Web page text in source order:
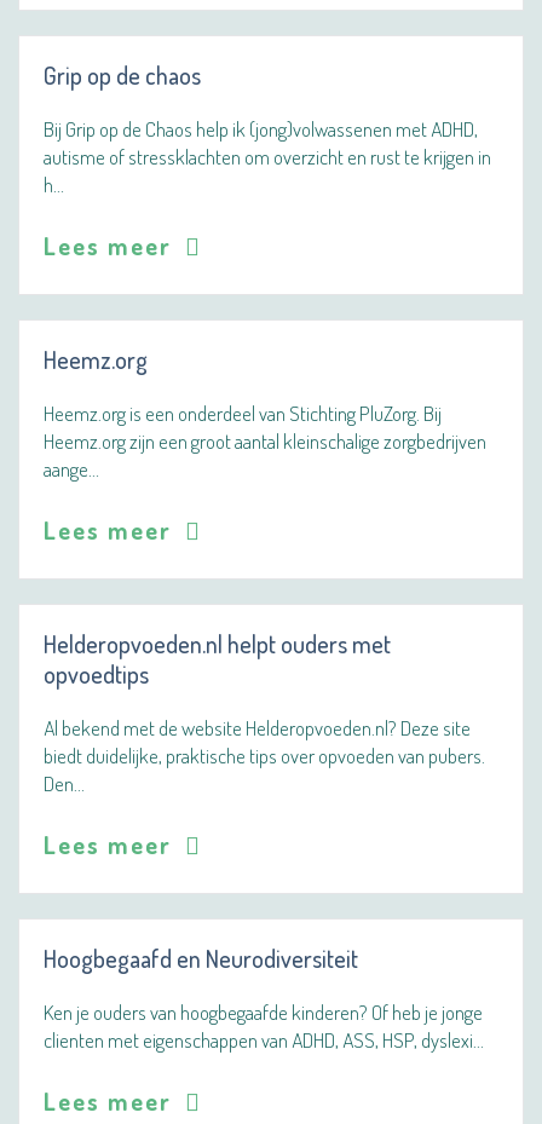
Grip op de chaos
Bij Grip op de Chaos help ik (jong)volwassenen met ADHD,
autisme of stressklachten om overzicht en rust te krijgen in
h…
Lees meer
Heemz.org
Heemz.org is een onderdeel van Stichting PluZorg. Bij
Heemz.org zijn een groot aantal kleinschalige zorgbedrijven
aange…
Lees meer
Helderopvoeden.nl helpt ouders met
opvoedtips
Al bekend met de website Helderopvoeden.nl? Deze site
biedt duidelijke, praktische tips over opvoeden van pubers.
Den…
Lees meer
Hoogbegaafd en Neurodiversiteit
Ken je ouders van hoogbegaafde kinderen? Of heb je jonge
clienten met eigenschappen van ADHD, ASS, HSP, dyslexi…
Lees meer